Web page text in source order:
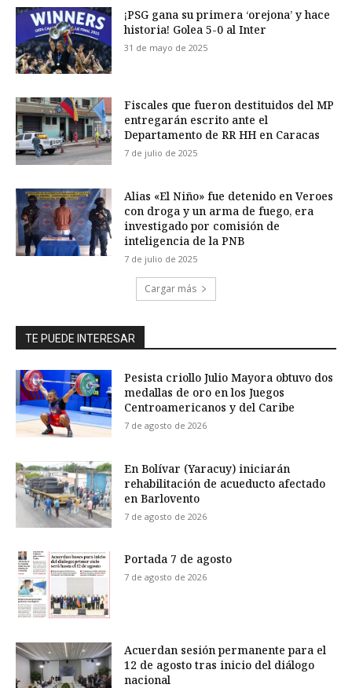
¡PSG gana su primera ‘orejona’ y hace
historia! Golea 5-0 al Inter
31 de mayo de 2025
Fiscales que fueron destituidos del MP
entregarán escrito ante el
Departamento de RR HH en Caracas
7 de julio de 2025
Alias «El Niño» fue detenido en Veroes
con droga y un arma de fuego, era
investigado por comisión de
inteligencia de la PNB
7 de julio de 2025
Cargar más
TE PUEDE INTERESAR
Pesista criollo Julio Mayora obtuvo dos
medallas de oro en los Juegos
Centroamericanos y del Caribe
7 de agosto de 2026
En Bolívar (Yaracuy) iniciarán
rehabilitación de acueducto afectado
en Barlovento
7 de agosto de 2026
Portada 7 de agosto
7 de agosto de 2026
Acuerdan sesión permanente para el
12 de agosto tras inicio del diálogo
nacional